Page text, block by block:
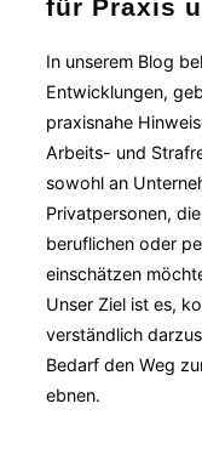
für Praxis
In unserem Blog
Entwicklungen,
praxisnahe
Arbeits- und
sowohl an
Privatpersonen,
beruflichen oder
einschätzen
Unser Ziel ist es,
verständlich
Bedarf den Weg
ebnen.